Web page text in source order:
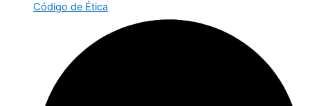
Código de Ética